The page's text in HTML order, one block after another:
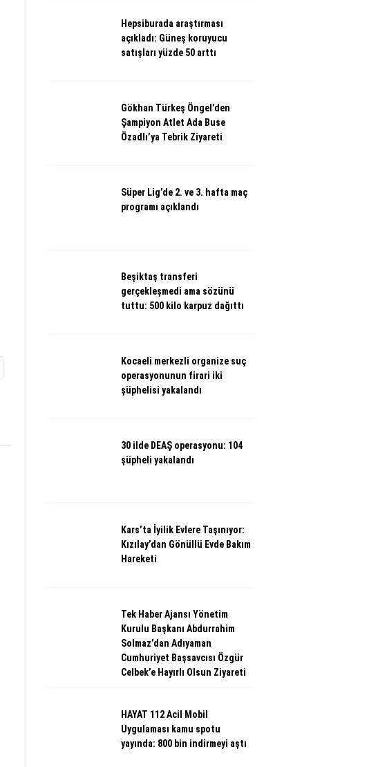
Hepsiburada araştırması
açıkladı: Güneş koruyucu
satışları yüzde 50 arttı
Gökhan Türkeş Öngel’den
Şampiyon Atlet Ada Buse
Özadlı’ya Tebrik Ziyareti
Süper Lig’de 2. ve 3. hafta maç
programı açıklandı
Beşiktaş transferi
gerçekleşmedi ama sözünü
tuttu: 500 kilo karpuz dağıttı
Kocaeli merkezli organize suç
operasyonunun firari iki
şüphelisi yakalandı
30 ilde DEAŞ operasyonu: 104
şüpheli yakalandı
Kars’ta İyilik Evlere Taşınıyor:
Kızılay’dan Gönüllü Evde Bakım
Hareketi
Tek Haber Ajansı Yönetim
Kurulu Başkanı Abdurrahim
Solmaz’dan Adıyaman
Cumhuriyet Başsavcısı Özgür
Celbek’e Hayırlı Olsun Ziyareti
HAYAT 112 Acil Mobil
Uygulaması kamu spotu
yayında: 800 bin indirmeyi aştı